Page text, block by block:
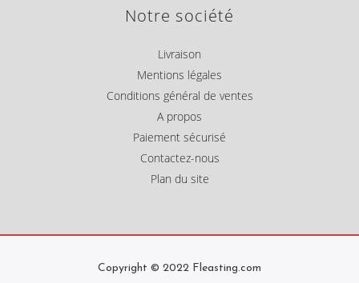
Notre société
Livraison
Mentions légales
Conditions général de ventes
A propos
Paiement sécurisé
Contactez-nous
Plan du site
Copyright © 2022 Fleasting.com